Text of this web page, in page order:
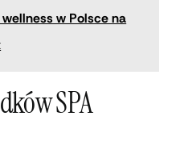
w Polsce na
SPA